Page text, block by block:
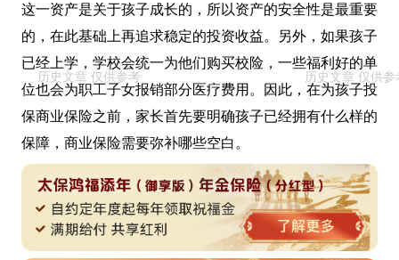
这一资产是关于孩子成长的，所以资产的安全性是最重要
的，在此基础上再追求稳定的投资收益。另外，如果孩子
已经上学，学校会统一为他们购买校险，一些福利好的单
位也会为职工子女报销部分医疗费用。因此，在为孩子投
保商业保险之前，家长首先要明确孩子已经拥有什么样的
保障，商业保险需要弥补哪些空白。